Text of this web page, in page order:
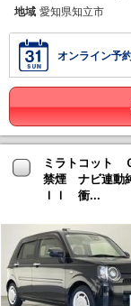
地域 愛知県知立市
オンライン予
ミラトコット
禁煙 ナビ連動
ＩＩ 衝...